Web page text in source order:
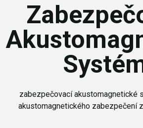
zabezpečovací akustomagnetické
akustomagnetického zabezpečení